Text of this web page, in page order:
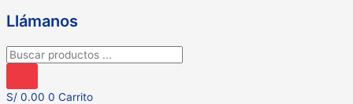
Llámanos
Búsqueda
productos
S/ 0.00 0 Carrito